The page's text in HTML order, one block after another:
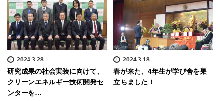
2024.3.28
研究成果の社会実装に向けて、
クリーンエネルギー技術開発セ
ンターを…
2024.3.18
春が来た、4年生が学び舎を巣
立ちました！